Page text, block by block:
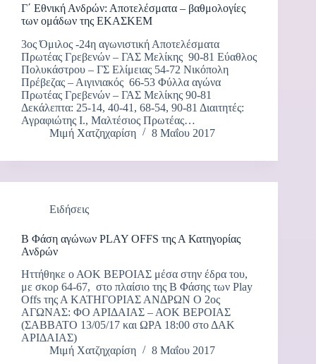
Γ΄ Εθνική Ανδρών: Αποτελέσματα – βαθμολογίες
των ομάδων της ΕΚΑΣΚΕΜ
3ος Όμιλος -24η αγωνιστική Αποτελέσματα
Πρωτέας Γρεβενών – ΓΑΣ Μελίκης 90-81 Εύαθλος
Πολυκάστρου – ΓΣ Ελίμειας 54-72 Νικόπολη
Πρέβεζας – Αιγινιακός 66-53 Φύλλα αγώνα
Πρωτέας Γρεβενών – ΓΑΣ Μελίκης 90-81
Δεκάλεπτα: 25-14, 40-41, 68-54, 90-81 Διαιτητές:
Αγραφιώτης Ι., Μαλτέσιος Πρωτέας…
Μιμή Χατζηχαρίση
8 Μαΐου 2017
Ειδήσεις
Β Φάση αγώνων PLAY OFFS της Α Κατηγορίας
Ανδρών
Ηττήθηκε ο ΑΟΚ ΒΕΡΟΙΑΣ μέσα στην έδρα του,
με σκορ 64-67, στο πλαίσιο της Β Φάσης των Play
Offs της Α ΚΑΤΗΓΟΡΙΑΣ ΑΝΔΡΩΝ O 2ος
ΑΓΩΝΑΣ: ΦΟ ΑΡΙΔΑΙΑΣ – ΑΟΚ ΒΕΡΟΙΑΣ
(ΣΑΒΒΑΤΟ 13/05/17 και ΩΡΑ 18:00 στο ΔΑΚ
ΑΡΙΔΑΙΑΣ)
Μιμή Χατζηχαρίση
8 Μαΐου 2017